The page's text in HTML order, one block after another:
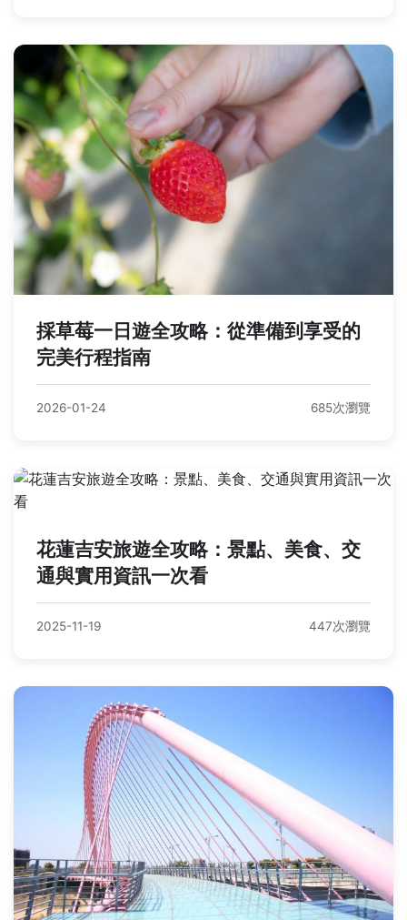
採草莓一日遊全攻略：從準備到享受的
完美行程指南
2026-01-24 685次瀏覽
花蓮吉安旅遊全攻略：景點、美食、交
通與實用資訊一次看
2025-11-19 447次瀏覽